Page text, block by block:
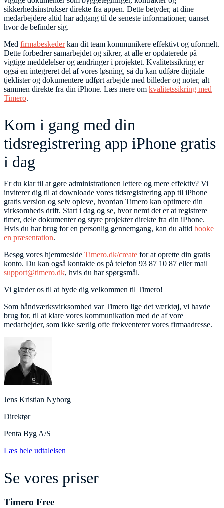
sikkerhedsinstrukser direkte fra appen. Dette betyder, at dine
medarbejdere altid har adgang til de seneste informationer, uanset
hvor de befinder sig.
Med firmabeskederkan dit team kommunikere effektivt og uformelt.
Dette forbedrer samarbejdet og sikrer, at alle er opdaterede på
vigtige meddelelser og ændringer i projektet. Kvalitetssikring er
også en integreret del af vores løsning, så du kan udføre digitale
tjeklister og dokumentere udført arbejde med billeder og noter, alt
sammen direkte fra din iPhone. Læs mere om kvalitetssikring med
Timero.
Kom i gang med din
tidsregistrering app iPhone gratis
i dag
Er du klar til at gøre administrationen lettere og mere effektiv? Vi
inviterer dig til at downloade vores tidsregistrering app til iPhone
gratis version og selv opleve, hvordan Timero kan optimere din
virksomheds drift. Start i dag og se, hvor nemt det er at registrere
timer, dele dokumenter og styre projekter direkte fra din iPhone.
Hvis du har brug for en personlig gennemgang, kan du altid booke
en præsentation.
Besøg vores hjemmeside Timero.dk/create for at oprette din gratis
konto. Du kan også kontakte os på telefon 93 87 10 87 eller mail
support@timero.dk, hvis du har spørgsmål.
Vi glæder os til at byde dig velkommen til Timero!
Som håndværksvirksomhed var Timero lige det værktøj, vi havde
brug for, til at klare vores kommunikation med de af vore
medarbejder, som ikke særlig ofte frekventerer vores firmaadresse.
Jens Kristian Nyborg
Direktør
Penta Byg A/S
Læs hele udtalelsen
Se vores priser
Timero Free